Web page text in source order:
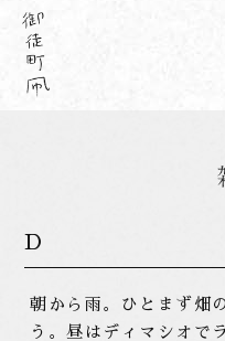
D
朝から雨。ひとまず畑
う。昼はディマシオで